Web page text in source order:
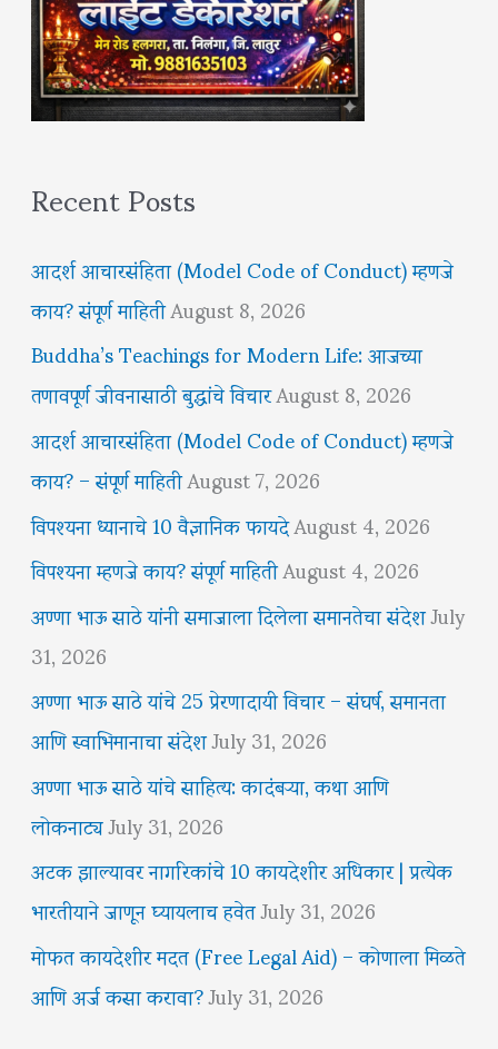
Recent Posts
आदर्श आचारसंहिता (Model Code of Conduct) म्हणजे
काय? संपूर्ण माहितीAugust 8, 2026
Buddha’s Teachings for Modern Life: आजच्या
तणावपूर्ण जीवनासाठी बुद्धांचे विचारAugust 8, 2026
आदर्श आचारसंहिता (Model Code of Conduct) म्हणजे
काय? – संपूर्ण माहितीAugust 7, 2026
विपश्यना ध्यानाचे 10 वैज्ञानिक फायदेAugust 4, 2026
विपश्यना म्हणजे काय? संपूर्ण माहितीAugust 4, 2026
अण्णा भाऊ साठे यांनी समाजाला दिलेला समानतेचा संदेशJuly
31, 2026
अण्णा भाऊ साठे यांचे 25 प्रेरणादायी विचार – संघर्ष, समानता
आणि स्वाभिमानाचा संदेशJuly 31, 2026
अण्णा भाऊ साठे यांचे साहित्य: कादंबऱ्या, कथा आणि
लोकनाट्यJuly 31, 2026
अटक झाल्यावर नागरिकांचे 10 कायदेशीर अधिकार | प्रत्येक
भारतीयाने जाणून घ्यायलाच हवेतJuly 31, 2026
मोफत कायदेशीर मदत (Free Legal Aid) – कोणाला मिळते
आणि अर्ज कसा करावा?July 31, 2026